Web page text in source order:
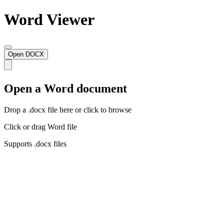
Word Viewer
Open DOCX
Open a Word document
Drop a .docx file here or click to browse
Click or drag Word file
Supports .docx files